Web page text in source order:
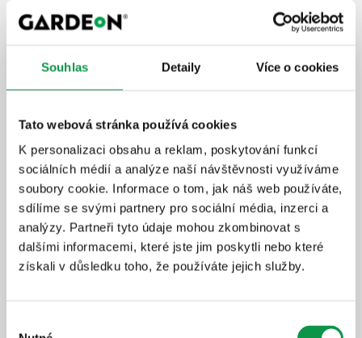
Souhlas Detaily Více o cookies
Tato webová stránka používá cookies
K personalizaci obsahu a reklam, poskytování funkcí
sociálních médií a analýze naší návštěvnosti využíváme
soubory cookie. Informace o tom, jak náš web používáte,
sdílíme se svými partnery pro sociální média, inzerci a
analýzy. Partneři tyto údaje mohou zkombinovat s
dalšími informacemi, které jste jim poskytli nebo které
získali v důsledku toho, že používáte jejich služby.
Prodloužení záruky na 20 let
Rychlý a profesionální servis
+18 645
Detail produktu Přidat do košíku
Zateplené stěny GARDEON®
Thermopanel
Více komfortu v zimě i v létě